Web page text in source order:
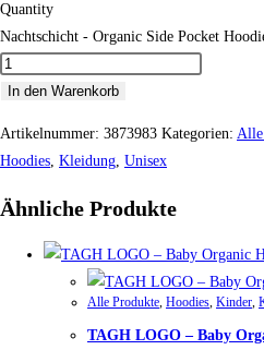
Quantity
Nachtschicht - Organic Side Pocket
In den Warenkorb
Artikelnummer: 3873983 Kategorien: Alle
Hoodies, Kleidung, Unisex
Ähnliche Produkte
Alle Produkte, Hoodies, Kinder,
TAGH LOGO – Baby